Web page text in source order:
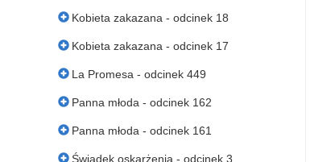
Kobieta zakazana - odcinek 18
Kobieta zakazana - odcinek 17
La Promesa - odcinek 449
Panna młoda - odcinek 162
Panna młoda - odcinek 161
Świadek oskarżenia - odcinek 3